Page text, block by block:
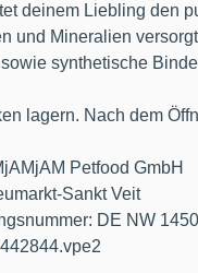
deinem Liebling den
und Mineralien
synthetische
lagern. Nach dem
Petfood GmbH
Sankt Veit
DE NW
442844.vpe2